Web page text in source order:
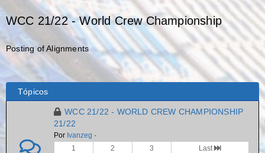
WCC 21/22 - World Crew Championship
Posting of Alignments
Tópicos
WCC 21/22 - WORLD CREW CHAMPIONSHIP
21/22
Por Ivanzeg ·
1
2 3 Last